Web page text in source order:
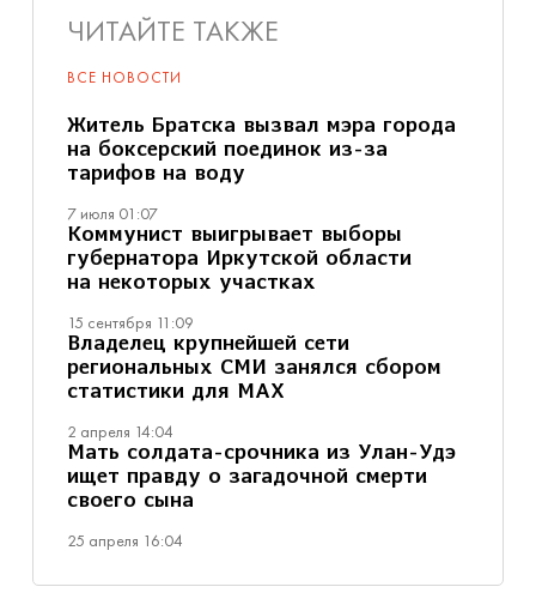
ЧИТАЙТЕ ТАКЖЕ
ВСЕ НОВОСТИ
Житель Братска вызвал мэра города
на боксерский поединок из-за
тарифов на воду
7 июля 01:07
Коммунист выигрывает выборы
губернатора Иркутской области
на некоторых участках
15 сентября 11:09
Владелец крупнейшей сети
региональных СМИ занялся сбором
статистики для MAX
2 апреля 14:04
Мать солдата-срочника из Улан-Удэ
ищет правду о загадочной смерти
своего сына
25 апреля 16:04